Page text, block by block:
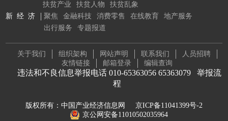
扶贫产业
扶贫人物
扶贫乱象
新 经 济
聚焦 金融科技 消费零售 在线教育
地产服务
出行服务
专题报道
关于我们 组织架构 网站声明 联系我们
人员招聘
友情链接
邮箱登录 编辑查询
违法和不良信息举报电话 010-65363056 65363079 举报流
程
版权所有：中国产业经济信息网
京ICP备11041399号-2
京公网安备11010502035964